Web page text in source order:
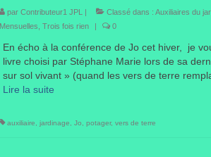
par Contributeur1 JPL | Classé dans : Auxiliaires du
Mensuelles Trois fois rien | 0
En écho à la conférence de Jo cet hiver, je
livre choisi par Stéphane Marie lors de sa
sur sol vivant » (quand les vers de terre
Lire la suite­­
auxiliaire jardinage Jo potager, vers de terre